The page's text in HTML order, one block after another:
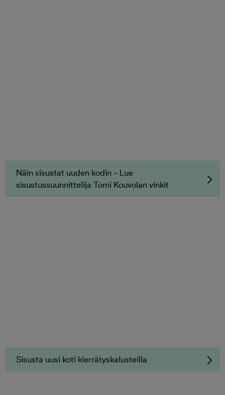
Näin sisustat uuden kodin – Lue
sisustussuunnittelija Tomi Kouvolan vinkit
Sisusta uusi koti kierrätyskalusteilla